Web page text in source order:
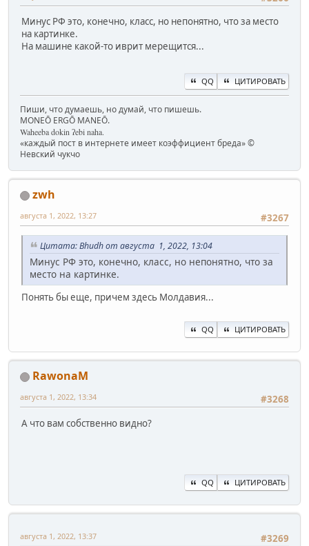
Минус РФ это, конечно, класс, но непонятно, что за место
на картинке.
На машине какой-то иврит мерещится...
QQ ЦИТИРОВАТЬ
Пиши, что думаешь, но думай, что пишешь.
MONEŌ ERGŌ MANEŌ.
Waheeba dokin ʔebi naha.
«каждый пост в интернете имеет коэффициент бреда» ©
Невский чукчо
zwh
#3267
августа 1, 2022, 13:27
Цитата: Bhudh от августа 1, 2022, 13:04
Минус РФ это, конечно, класс, но непонятно, что за
место на картинке.
Понять бы еще, причем здесь Молдавия...
QQ ЦИТИРОВАТЬ
RawonaM
#3268
августа 1, 2022, 13:34
А что вам собственно видно?
QQ ЦИТИРОВАТЬ
#3269
августа 1, 2022, 13:37